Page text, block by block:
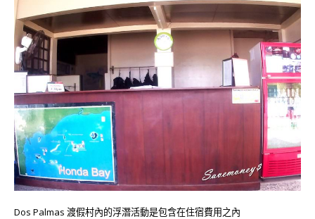
Dos Palmas 渡假村內的浮潛活動是包含在住宿費用之內